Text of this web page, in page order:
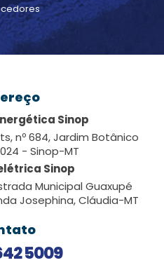
Sinop
nº 684, Jardim Botânico
- Sinop-MT
Sinop
Municipal Guaxupé
Josephina, Cláudia-MT
5009